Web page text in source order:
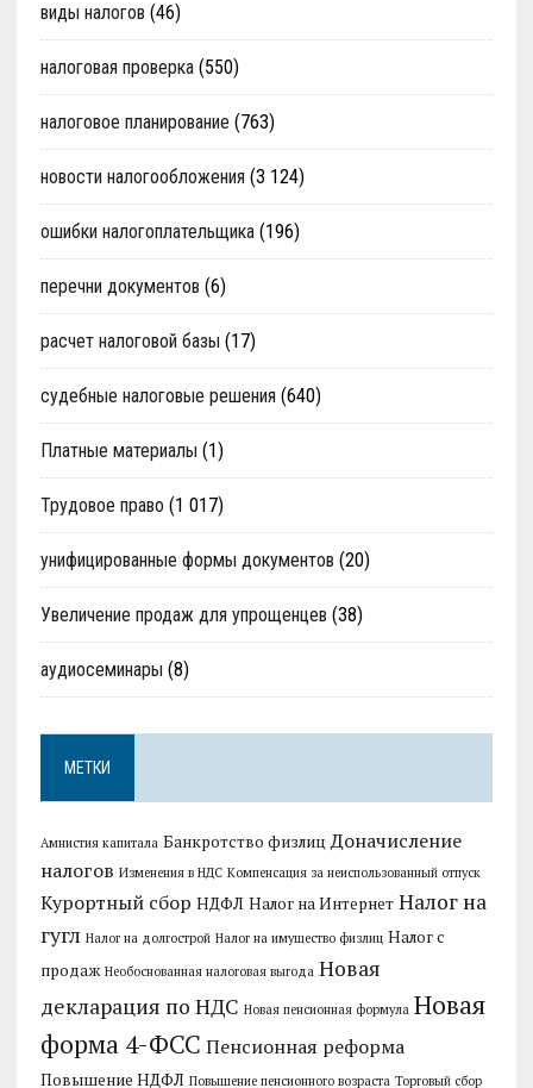
виды налогов (46)
налоговая проверка(550)
налоговое планирование (763)
новости налогообложения (3 124)
ошибки налогоплательщика(196)
перечни документов (6)
расчет налоговой базы (17)
судебные налоговые решения (640)
Платные материалы (1)
Трудовое право (1 017)
унифицированные формы документов (20)
Увеличение продаж для упрощенцев (38)
аудиосеминары (8)
МЕТКИ
Амнистия капитала Банкротство физлиц Доначисление
налогов Изменения в НДС Компенсация за неиспользованный отпуск
Курортный сбор НДФЛ Налог на Интернет Налог на
гугл Налог на долгострой Налог на имущество физлиц Налог с
продаж Необоснованная налоговая выгода Новая
декларация по НДС Новая пенсионная формула Новая
форма 4-ФСС Пенсионная реформа
Повышение НДФЛ Повышение пенсионного возраста Торговый сбор